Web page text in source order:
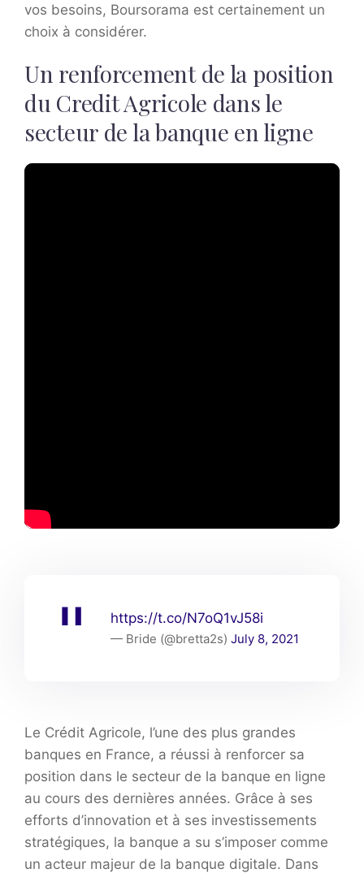
vos besoins, Boursorama est certainement un
choix à considérer.
Un renforcement de la position
du Credit Agricole dans le
secteur de la banque en ligne
https://t.co/N7oQ1vJ58i
— Bride (@bretta2s) July 8, 2021
Le Crédit Agricole, l’une des plus grandes
banques en France, a réussi à renforcer sa
position dans le secteur de la banque en ligne
au cours des dernières années. Grâce à ses
efforts d’innovation et à ses investissements
stratégiques, la banque a su s’imposer comme
un acteur majeur de la banque digitale. Dans